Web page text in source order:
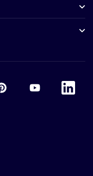
PinterestAccor Youtube
Accor